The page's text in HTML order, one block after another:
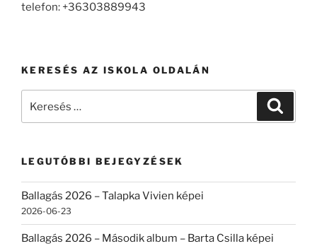
telefon: +36303889943
KERESÉS AZ ISKOLA OLDALÁN
LEGUTÓBBI BEJEGYZÉSEK
Ballagás 2026 – Talapka Vivien képei
2026-06-23
Ballagás 2026 – Második album – Barta Csilla képei